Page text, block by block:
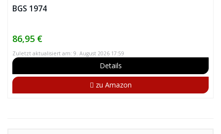
BGS 1974
86,95 €
Zuletzt aktualisiert am: 9. August 2026 17:59
Details
zu Amazon